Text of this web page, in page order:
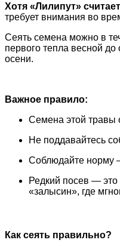
Хотя «Лилипут»
требует внимания во
Сеять семена можно в
первого тепла весной
осени.
Важное правило:
Семена этой травы
Не поддавайтесь
Соблюдайте норму
Редкий посев —
«залысин», где
Как сеять правильно?